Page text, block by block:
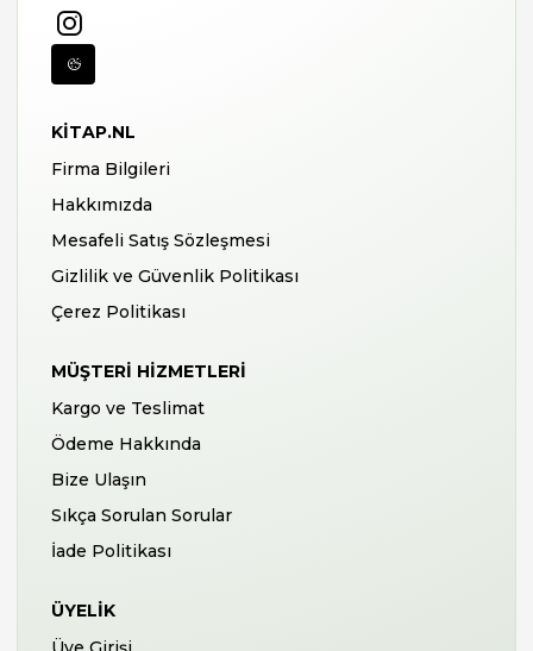
KITAP.NL
Firma Bilgileri
Hakkımızda
Mesafeli Satış Sözleşmesi
Gizlilik ve Güvenlik Politikası
Çerez Politikası
MÜŞTERI HIZMETLERI
Kargo ve Teslimat
Ödeme Hakkında
Bize Ulaşın
Sıkça Sorulan Sorular
İade Politikası
ÜYELIK